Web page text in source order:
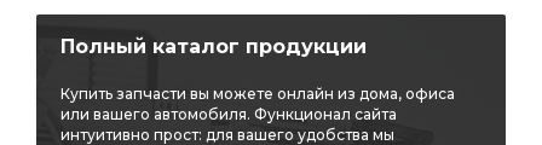
Полный каталог продукции
Купить запчасти вы можете онлайн из дома, офиса
или вашего автомобиля. Функционал сайта
интуитивно прост: для вашего удобства мы